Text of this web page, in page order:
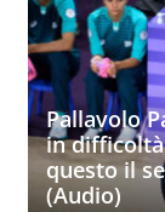
Pallavolo
in
questo il
(Audio)